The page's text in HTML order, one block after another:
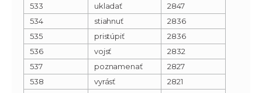
533
ukladať
2847
534
stiahnuť
2836
535
pristúpiť
2836
536
vojsť
2832
537
poznamenať
2827
538
vyrásť
2821